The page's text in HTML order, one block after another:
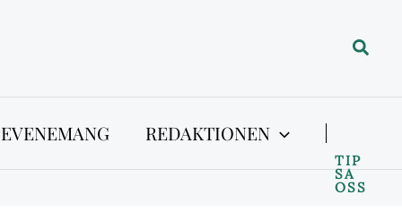
Sök
REDAKTIONEN
TIP
SA
OSS